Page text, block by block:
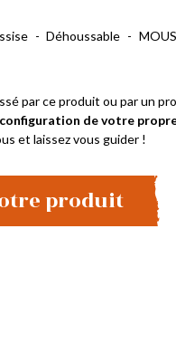
- Déhoussable -
par ce produit ou par un
de votre
et laissez vous guider !
produit